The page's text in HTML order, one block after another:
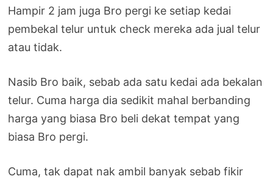
Hampir 2 jam juga Bro pergi ke setiap kedai
pembekal telur untuk check mereka ada jual telur
atau tidak.
Nasib Bro baik, sebab ada satu kedai ada bekalan
telur. Cuma harga dia sedikit mahal berbanding
harga yang biasa Bro beli dekat tempat yang
biasa Bro pergi.
Cuma, tak dapat nak ambil banyak sebab fikir